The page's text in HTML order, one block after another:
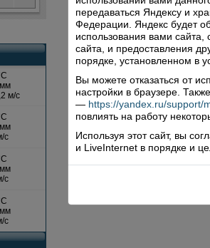
передаваться Яндексу и
Федерации. Яндекс будет
использования вами сайта,
сайта, и предоставления
порядке, установленном в
Вы можете отказаться от
настройки в браузере.
— https://yandex.ru/support/
повлиять на работу
Используя этот сайт, вы
и LiveInternet в порядке и